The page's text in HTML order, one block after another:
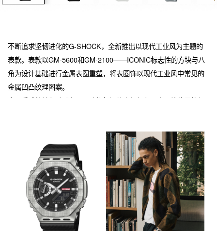
不断追求坚韧进化的G-SHOCK，全新推出以现代工业风为主题的
表款。表款以GM-5600和GM-2100——ICONIC标志性的方块与八
角为设计基础进行金属表圈重塑，将表圈饰以现代工业风中常见的
金属凹凸纹理图案。
金属质感的单色系配色，及功能标识处点缀红色，实现简约风格与
通过表圈切削孔洞显露内部壳体的独特结构，直观展现核心抗震技
术。历经多道工序塑造而成的金属表圈造型，沿袭初代G-SHOCK
的复杂立体轮廓，先采用锻造成型工艺打造基体，随后通过冲压加
工在表面形成细微凹凸纹理，并在表耳部位施以钻孔切削工艺，融
入工业美学设计的精妙细节。整体采用喷砂处理营造哑光质感，仅
在侧面运用发丝纹加工——在克制反光的同时，凸显金属肌理的高